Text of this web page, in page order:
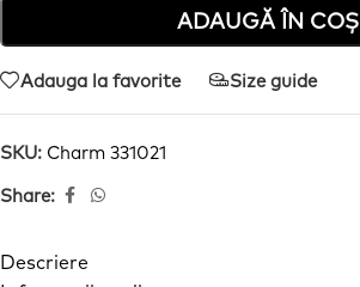
ADAUGĂ ÎN COȘ
Adauga la favorite Size guide
SKU: Charm 331021
Share:
Descriere